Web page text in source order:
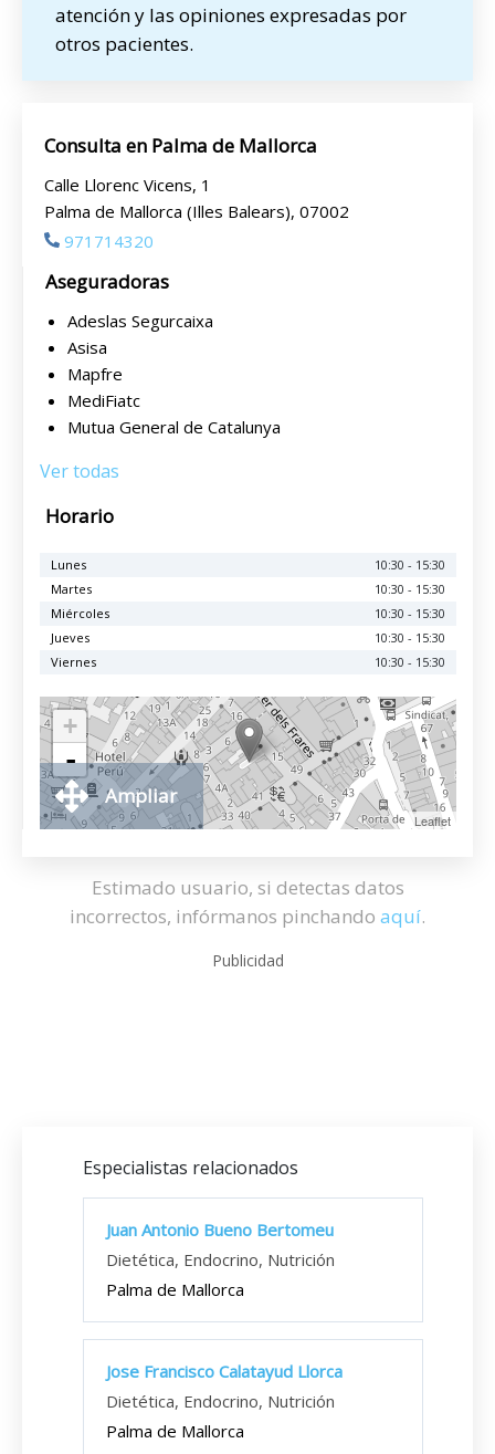
atención y las opiniones expresadas por
otros pacientes.
Consulta en Palma de Mallorca
Calle Llorenc Vicens, 1
Palma de Mallorca (Illes Balears), 07002
971714320
Aseguradoras
Adeslas Segurcaixa
Asisa
Mapfre
MediFiatc
Mutua General de Catalunya
Ver todas
Horario
Lunes
10:30 - 15:30
Martes
10:30 - 15:30
Miércoles
10:30 - 15:30
Jueves
10:30 - 15:30
Viernes
10:30 - 15:30
+
-
Leaflet
Ampliar
Estimado usuario, si detectas datos
incorrectos, infórmanos pinchando aquí.
Publicidad
Especialistas relacionados
Juan Antonio Bueno Bertomeu
Dietética, Endocrino, Nutrición
Palma de Mallorca
Jose Francisco Calatayud Llorca
Dietética, Endocrino, Nutrición
Palma de Mallorca